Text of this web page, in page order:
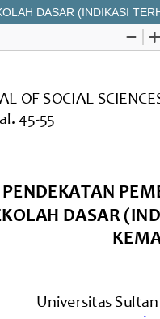
DASAR (INDIKASI